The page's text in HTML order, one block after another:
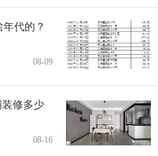
代的？
08-09
修多少
08-16